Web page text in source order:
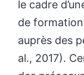
le cadre
de
auprès des
al., 2017).